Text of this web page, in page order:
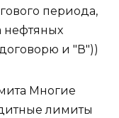
периода,
нефтяных
и "В"))
Многие
лимиты